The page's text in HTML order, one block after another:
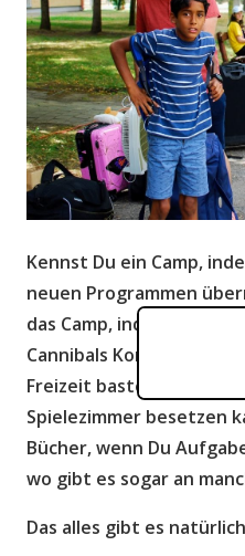
Kennst Du ein Camp,
neuen Programmen
das Camp, indem Du
Cannibals Konzert
Freizeit basteln, Sport
Spielezimmer besetzen
Bücher, wenn Du
wo gibt es sogar an
Das alles gibt es